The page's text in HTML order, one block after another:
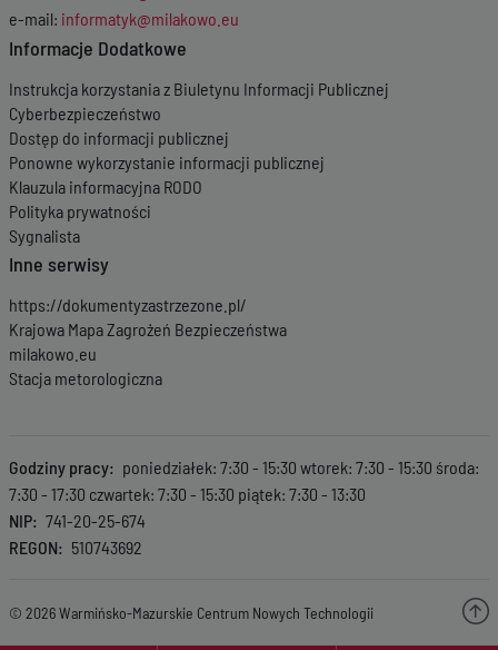
e-mail: informatyk@milakowo.eu
Informacje Dodatkowe
Instrukcja korzystania z Biuletynu Informacji Publicznej
Cyberbezpieczeństwo
Dostęp do informacji publicznej
Ponowne wykorzystanie informacji publicznej
Klauzula informacyjna RODO
Polityka prywatności
Sygnalista
Inne serwisy
https://dokumentyzastrzezone.pl/
Krajowa Mapa Zagrożeń Bezpieczeństwa
milakowo.eu
Stacja metorologiczna
Godziny pracy
poniedziałek: 7:30 - 15:30 wtorek: 7:30 - 15:30 środa:
7:30 - 17:30 czwartek: 7:30 - 15:30 piątek: 7:30 - 13:30
NIP
741-20-25-674
REGON
510743692
© 2026 Warmińsko-Mazurskie Centrum Nowych Technologii